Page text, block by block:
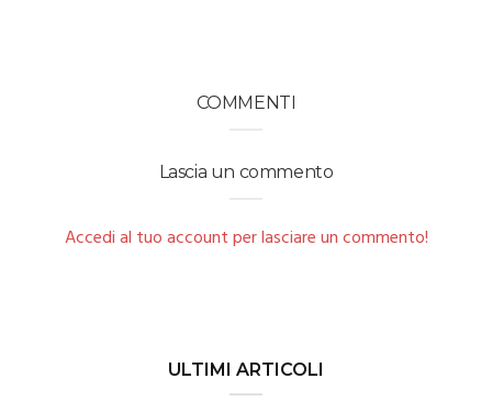
COMMENTI
Lascia un commento
Accedi al tuo account per lasciare un commento!
ULTIMI ARTICOLI